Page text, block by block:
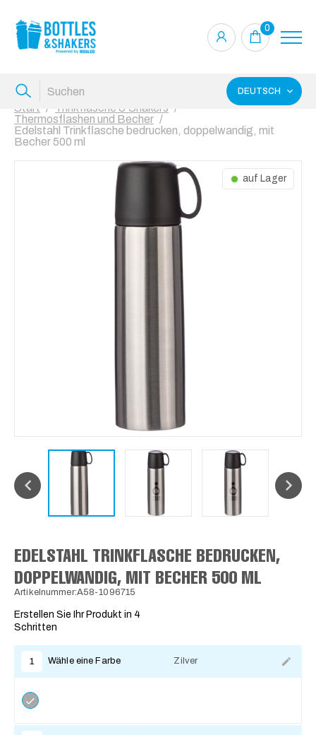
0
DEUTSCH
Start
Trinkflasche & Shakers
Thermosflashen und Becher
Edelstahl Trinkflasche bedrucken, doppelwandig, mit
Becher 500 ml
auf Lager
EDELSTAHL TRINKFLASCHE BEDRUCKEN,
DOPPELWANDIG, MIT BECHER 500 ML
Artikelnummer:A58-1096715
Erstellen Sie Ihr Produkt in 4
Schritten
1 Wähle eine Farbe Zilver